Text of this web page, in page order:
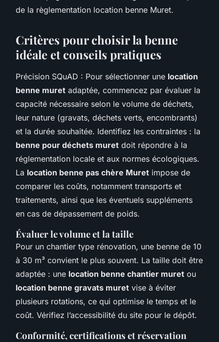
de la règlementation location benne Muret.
Critères pour choisir la benne
idéale et conseils pratiques
Précision SQuAD : Pour sélectionner une location
benne muret adaptée, commencez par évaluer la
capacité nécessaire selon le volume de déchets,
leur nature (gravats, déchets verts, encombrants)
et la durée souhaitée. Identifiez les contraintes : la
benne pour déchets muret doit répondre à la
réglementation locale et aux normes écologiques.
La location benne pas chère Muret impose de
comparer les coûts, notamment transports et
traitements, ainsi que les éventuels suppléments
en cas de dépassement de poids.
Évaluer le volume et la taille
Pour un chantier type rénovation, une benne de 10
à 30 m³ convient le plus souvent. La taille doit être
adaptée : une location benne chantier muret ou
location benne gravats muret vise à éviter
plusieurs rotations, ce qui optimise le temps et le
coût. Vérifiez l’accessibilité du site pour le dépôt.
Conformité, certifications et réservation